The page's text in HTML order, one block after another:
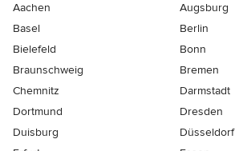
Aachen
Augsburg
Basel
Berlin
Bielefeld
Bonn
Braunschweig
Bremen
Chemnitz
Darmstadt
Dortmund
Dresden
Duisburg
Düsseldorf